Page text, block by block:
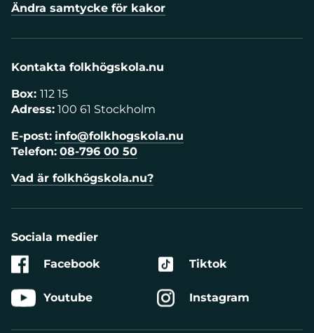
Ändra samtycke för kakor
Kontakta folkhögskola.nu
Box: 112 15
Adress: 100 61 Stockholm
E-post: info@folkhogskola.nu
Telefon: 08-796 00 50
Vad är folkhögskola.nu?
Sociala medier
Facebook
Youtube
Tiktok
Instagram